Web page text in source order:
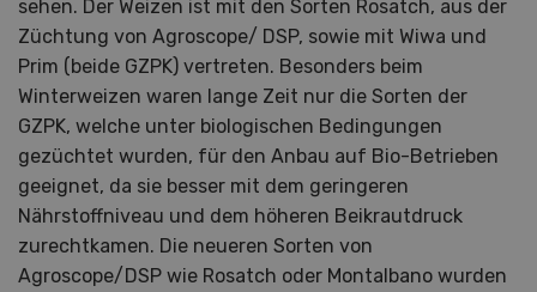
sehen. Der Weizen ist mit den Sorten Rosatch, aus der
Züchtung von Agroscope/ DSP, sowie mit Wiwa und
Prim (beide GZPK) vertreten. Besonders beim
Winterweizen waren lange Zeit nur die Sorten der
GZPK, welche unter biologischen Bedingungen
gezüchtet wurden, für den Anbau auf Bio-Betrieben
geeignet, da sie besser mit dem geringeren
Nährstoffniveau und dem höheren Beikrautdruck
zurechtkamen. Die neueren Sorten von
Agroscope/DSP wie Rosatch oder Montalbano wurden